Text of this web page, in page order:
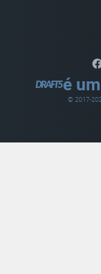
é
© 2017-